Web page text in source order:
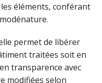
éléments, conférant
permet de libérer
traitées soit en
transparence avec
modifiées selon